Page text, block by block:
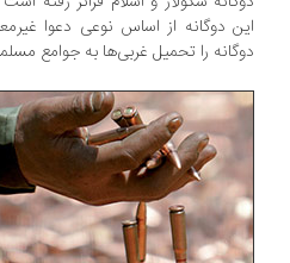
دوگانه از اساس نوعی دعوا
را تحمیل غربی‌ها به جوامع مسلمان